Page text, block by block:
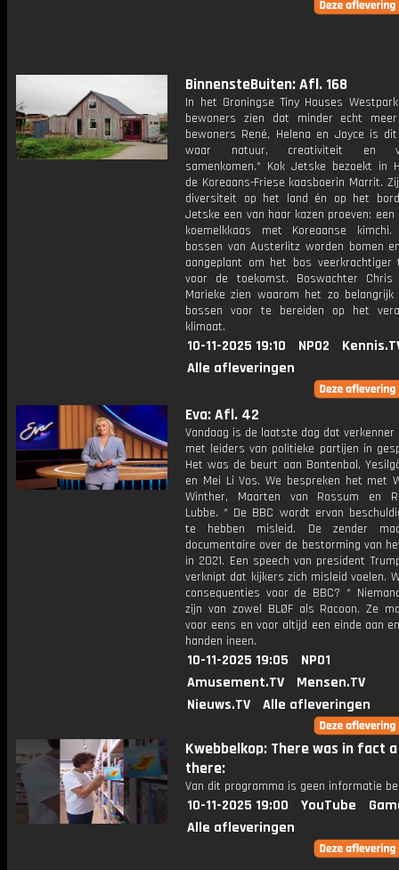
BinnensteBuiten: Afl. 168
In het Groningse Tiny Houses
bewoners zien dat minder echt
bewoners René, Helena en Joyce is
waar natuur, creativiteit en
samenkomen.* Kok Jetske bezoekt in
de Koreaans-Friese kaasboerin Marrit.
diversiteit op het land én op het
Jetske een van haar kazen proeven: een
koemelkkaas met Koreaanse
bossen van Austerlitz worden bomen
aangeplant om het bos veerkrachtiger
voor de toekomst. Boswachter
Marieke zien waarom het zo
bossen voor te bereiden op het
klimaat.
10-11-2025 19:10 NPO2
Alle afleveringen
Eva: Afl. 42
Vandaag is de laatste dag dat verkenner
met leiders van politieke partijen in
Het was de beurt aan Bontenbal,
en Mei Li Vos. We bespreken het met
Winther, Maarten van Rossum en
Lubbe. * De BBC wordt ervan
te hebben misleid. De zender
documentaire over de bestorming van
in 2021. Een speech van president
verknipt dat kijkers zich misleid voelen.
consequenties voor de BBC? *
zijn van zowel BLØF als Racoon. Ze
voor eens en voor altijd een einde aan
handen ineen.
10-11-2025 19:05
NPO1
Amusement.TV
Mensen.TV
Nieuws.TV
Alle afleveringen
Kwebbelkop: There was in fact
there:
Van dit programma is geen informatie
10-11-2025 19:00 YouTube
Alle afleveringen